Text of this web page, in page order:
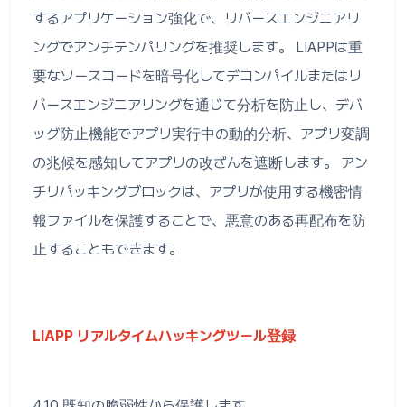
するアプリケーション強化で、リバースエンジニアリ
ングでアンチテンパリングを推奨します。 LIAPPは重
要なソースコードを暗号化してデコンパイルまたはリ
バースエンジニアリングを通じて分析を防止し、デバ
ッグ防止機能でアプリ実行中の動的分析、アプリ変調
の兆候を感知してアプリの改ざんを遮断します。 アン
チリパッキングブロックは、アプリが使用する機密情
報ファイルを保護することで、悪意のある再配布を防
止することもできます。
LIAPP リアルタイムハッキングツール登録